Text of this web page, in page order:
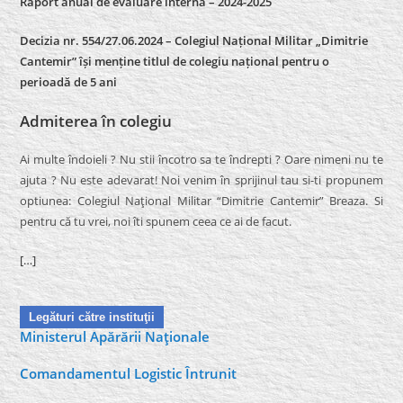
Decizia nr. 554/27.06.2024 – Colegiul Național Militar „Dimitrie
Cantemir” își menține titlul de colegiu național pentru o
perioadă de 5 ani
Admiterea în colegiu
Ai multe îndoieli ? Nu stii încotro sa te îndrepti ? Oare nimeni nu te
ajuta ? Nu este adevarat! Noi venim în sprijinul tau si-ti propunem
optiunea: Colegiul Naţional Militar “Dimitrie Cantemir” Breaza. Si
pentru că tu vrei, noi îti spunem ceea ce ai de facut.
[…]
Legături către instituţii
Ministerul Apărării Naţionale
Comandamentul Logistic Întrunit